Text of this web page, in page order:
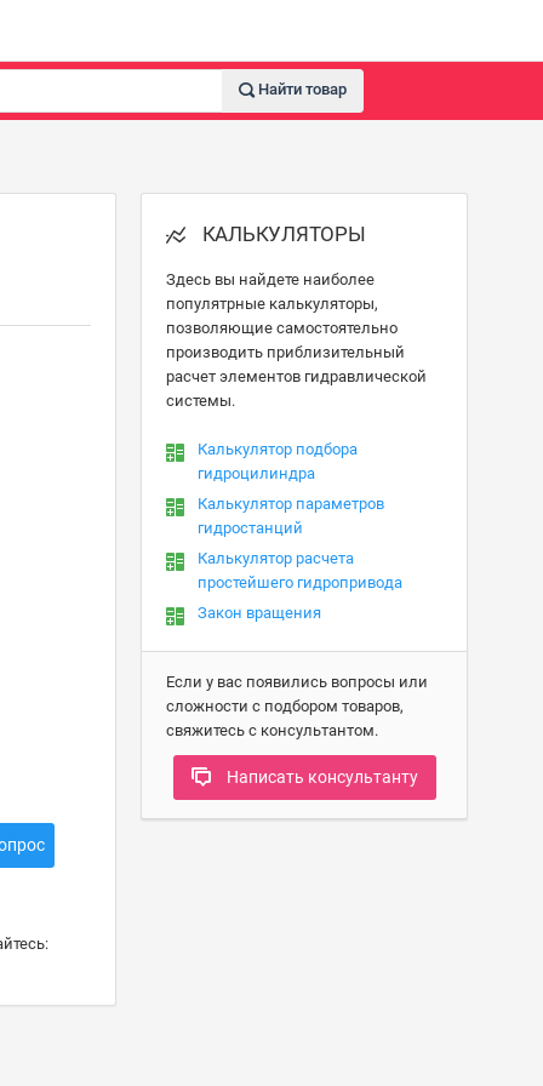
Найти товар
КАЛЬКУЛЯТОРЫ
Здесь вы найдете наиболее
популятрные калькуляторы,
позволяющие самостоятельно
производить приблизительный
расчет элементов гидравлической
системы.
Калькулятор подбора
гидроцилиндра
Калькулятор параметров
гидростанций
Калькулятор расчета
простейшего гидропривода
Закон вращения
Если у вас появились вопросы или
сложности с подбором товаров,
свяжитесь с консультантом.
Написать консультанту